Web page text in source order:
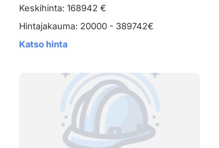
Keskihinta: 168942 €
Hintajakauma: 20000 - 389742€
Katso hinta